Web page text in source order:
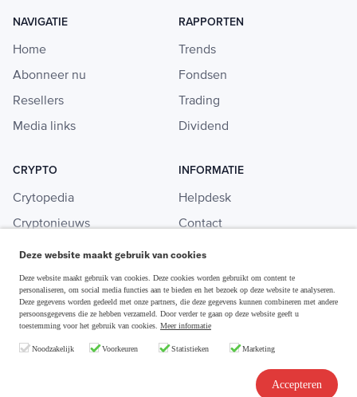
NAVIGATIE
Home
Abonneer nu
Resellers
Media links
RAPPORTEN
Trends
Fondsen
Trading
Dividend
CRYPTO
Crytopedia
Cryptonieuws
Crypto koopgids
Investeren in crypto
INFORMATIE
Helpdesk
Contact
Adverteren
Disclaimer & Privacy
Deze website maakt gebruik van cookies
Deze website maakt gebruik van cookies. Deze cookies worden gebruikt om content te
personaliseren, om social media functies aan te bieden en het bezoek op deze website te analyseren.
Deze gegevens worden gedeeld met onze partners, die deze gegevens kunnen combineren met andere
persoonsgegevens die ze hebben verzameld. Door verder te gaan op deze website geeft u
toestemming voor het gebruik van cookies. Meer informatie
Noodzakelijk Voorkeuren Statistieken Marketing
Accepteren